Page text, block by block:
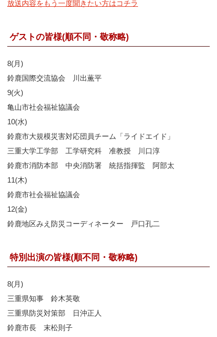
放送内容をもう一度聞きたい方はコチラ
ゲストの皆様(順不同・敬称略)
8(月)
鈴鹿国際交流協会 川出薫平
9(火)
亀山市社会福祉協議会
10(水)
鈴鹿市大規模災害対応団員チーム「ライドエイド」
三重大学工学部 工学研究科 准教授 川口淳
鈴鹿市消防本部 中央消防署 統括指揮監 阿部太
11(木)
鈴鹿市社会福祉協議会
12(金)
鈴鹿地区みえ防災コーディネーター 戸口孔二
特別出演の皆様(順不同・敬称略)
8(月)
三重県知事 鈴木英敬
三重県防災対策部 日沖正人
鈴鹿市長 末松則子